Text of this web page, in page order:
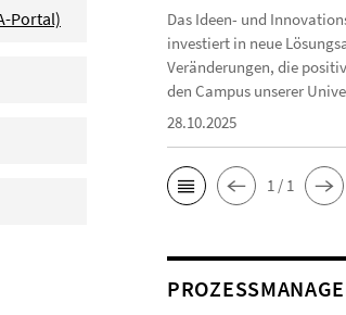
Portal)
Das Ideen- und
investiert in neue
Veränderungen, die
den Campus unserer
28.10.2025
1 / 1